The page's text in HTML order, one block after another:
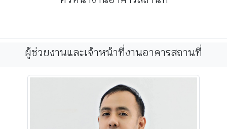
ผู้ช่วยงานและเจ้าหน้าที่งานอาคารสถานที่